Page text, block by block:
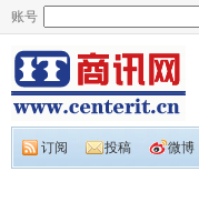
账号
订阅 投稿 微博